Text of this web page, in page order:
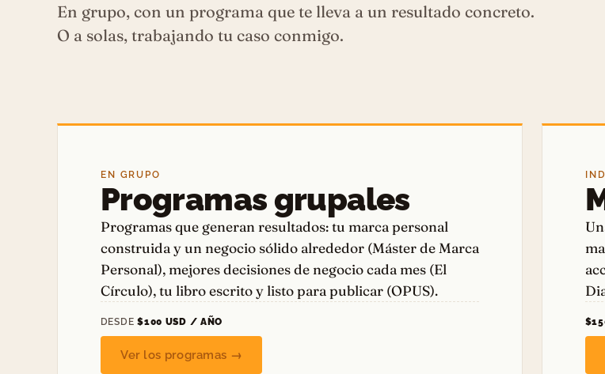
En grupo, con un programa que te lleva a un resultado concreto.
O a solas, trabajando tu caso conmigo.
EN GRUPO
Programas grupales
Programas que generan resultados: tu marca personal
construida y un negocio sólido alrededor (Máster de Marca
Personal), mejores decisiones de negocio cada mes (El
Círculo), tu libro escrito y listo para publicar (OPUS).
DESDE$100 USD / AÑO
Ver los programas →